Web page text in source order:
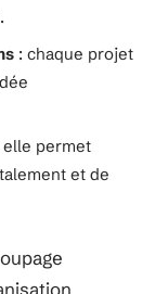
: chaque projet
elle permet
et de